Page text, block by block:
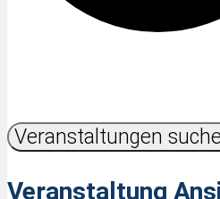
Veranstaltungen
Veranstaltung